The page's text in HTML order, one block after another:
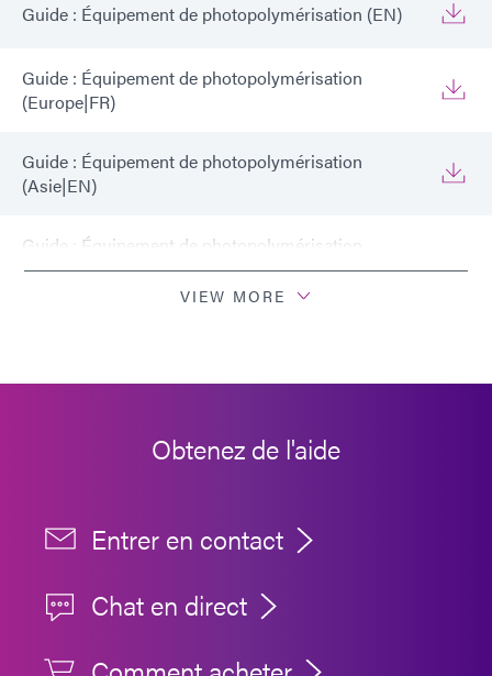
Guide : Équipement de photopolymérisation (EN)
Guide : Équipement de photopolymérisation
(Europe|FR)
Guide : Équipement de photopolymérisation
(Asie|EN)
Guide : Équipement de photopolymérisation
(Amériques|ES)
VIEW MORE
Obtenez de l'aide
Entrer en contact
Chat en direct